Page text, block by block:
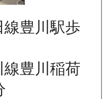
線豊川駅歩
線豊川稲荷